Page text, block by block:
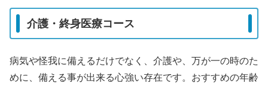
介護・終身医療コース
病気や怪我に備えるだけでなく、介護や、万が一の時のた
めに、備える事が出来る心強い存在です。おすすめの年齢